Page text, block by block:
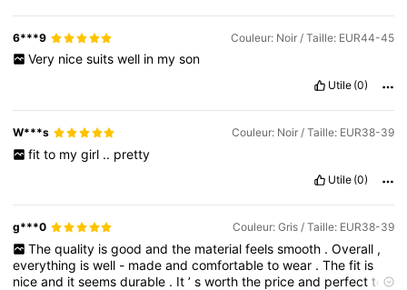
6***9 Couleur: Noir / Taille: EUR44-45
Very nice suits well in my son
Utile (0)
W***s Couleur: Noir / Taille: EUR38-39
fit to my girl .. pretty
Utile (0)
g***0 Couleur: Gris / Taille: EUR38-39
The quality is good and the material feels smooth . Overall ,
everything iswell - madeandcomfortabletowear .Thefit is
niceand itseemsdurable . It’sworththe priceand perfectto